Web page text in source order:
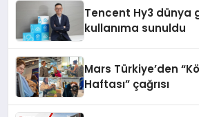
Tencent Hy3 dünya
kullanıma sunuldu
Mars Türkiye’den
Haftası” çağrısı